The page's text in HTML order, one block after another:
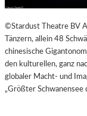
©Stardust Theatre BV
Tänzern, allein 48
chinesische
den kulturellen, ganz
globaler Macht- und
„Größter